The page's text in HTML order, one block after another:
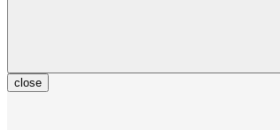
close